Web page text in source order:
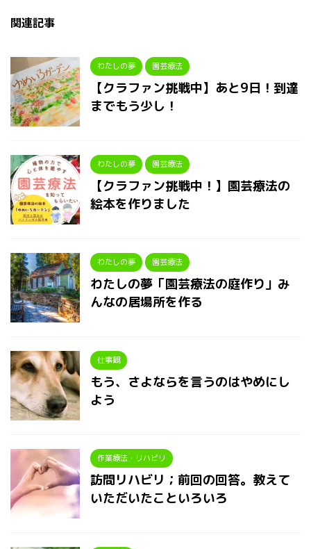
関連記事
わたしの夢 園芸療法
【クラファン挑戦中】あと9日！到達
までもう少し！
わたしの夢 園芸療法
【クラファン挑戦中！】園芸療法の
絵本を作りました
わたしの夢 園芸療法
わたしの夢「園芸療法の庭作り」み
んなの居場所を作る
仕事観
もう、さよならを言うのはやめにし
よう
作業療法・リハビリ
訪問リハビリ；前回の回答。教えて
いただいたこといろいろ